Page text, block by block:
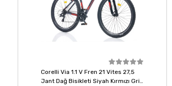
Corelli Via 1.1 V Fren 21 Vites 27,5
Jant Dağ Bisikleti Siyah Kırmızı Gri